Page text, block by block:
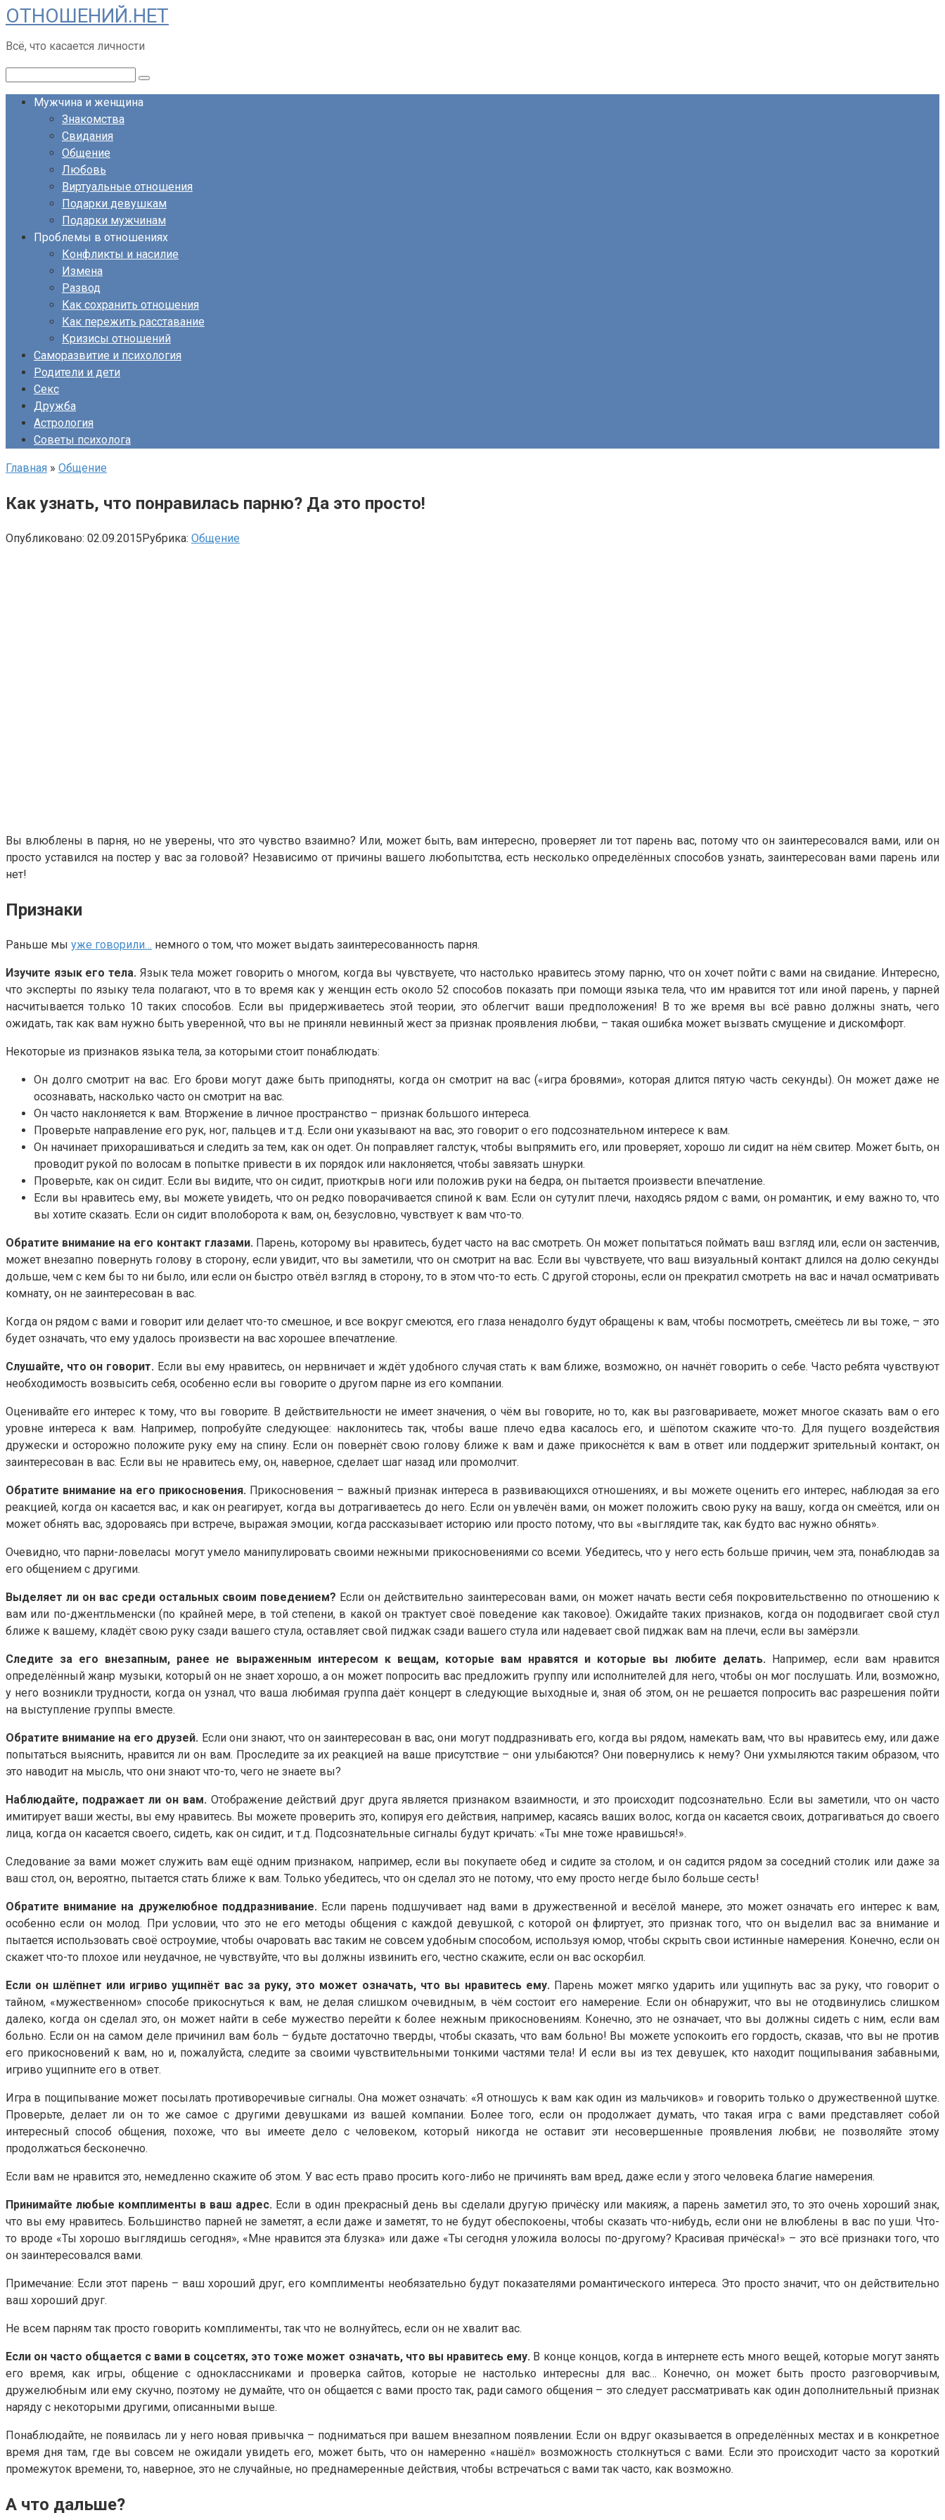
Перейти
к
контенту
ОТНОШЕНИЙ.НЕТ
Всё, что касается личности
Мужчина и женщина
Знакомства
Свидания
Общение
Любовь
Виртуальные отношения
Подарки девушкам
Подарки мужчинам
Проблемы в отношениях
Конфликты и насилие
Измена
Развод
Как сохранить отношения
Как пережить расставание
Кризисы отношений
Саморазвитие и психология
Родители и дети
Секс
Дружба
Астрология
Советы психолога
Главная » Общение
Как узнать, что понравилась парню? Да это просто!
Опубликовано: 02.09.2015Рубрика: Общение
Вы влюблены в парня, но не уверены, что это чувство взаимно? Или, может быть, вам интересно, проверяет ли тот парень вас, потому что он заинтересовался вами, или он
просто уставился на постер у вас за головой? Независимо от причины вашего любопытства, есть несколько определённых способов узнать, заинтересован вами парень или
нет!
Признаки
Раньше мы уже говорили… немного о том, что может выдать заинтересованность парня.
Изучите язык его тела. Язык тела может говорить о многом, когда вы чувствуете, что настолько нравитесь этому парню, что он хочет пойти с вами на свидание. Интересно,
что эксперты по языку тела полагают, что в то время как у женщин есть около 52 способов показать при помощи языка тела, что им нравится тот или иной парень, у парней
насчитывается только 10 таких способов. Если вы придерживаетесь этой теории, это облегчит ваши предположения! В то же время вы всё равно должны знать, чего
ожидать, так как вам нужно быть уверенной, что вы не приняли невинный жест за признак проявления любви, – такая ошибка может вызвать смущение и дискомфорт.
Некоторые из признаков языка тела, за которыми стоит понаблюдать:
Он долго смотрит на вас. Его брови могут даже быть приподняты, когда он смотрит на вас («игра бровями», которая длится пятую часть секунды). Он может даже не
осознавать, насколько часто он смотрит на вас.
Он часто наклоняется к вам. Вторжение в личное пространство – признак большого интереса.
Проверьте направление его рук, ног, пальцев и т.д. Если они указывают на вас, это говорит о его подсознательном интересе к вам.
Он начинает прихорашиваться и следить за тем, как он одет. Он поправляет галстук, чтобы выпрямить его, или проверяет, хорошо ли сидит на нём свитер. Может быть, он
проводит рукой по волосам в попытке привести в их порядок или наклоняется, чтобы завязать шнурки.
Проверьте, как он сидит. Если вы видите, что он сидит, приоткрыв ноги или положив руки на бедра, он пытается произвести впечатление.
Если вы нравитесь ему, вы можете увидеть, что он редко поворачивается спиной к вам. Если он сутулит плечи, находясь рядом с вами, он романтик, и ему важно то, что
вы хотите сказать. Если он сидит вполоборота к вам, он, безусловно, чувствует к вам что-то.
Обратите внимание на его контакт глазами. Парень, которому вы нравитесь, будет часто на вас смотреть. Он может попытаться поймать ваш взгляд или, если он застенчив,
может внезапно повернуть голову в сторону, если увидит, что вы заметили, что он смотрит на вас. Если вы чувствуете, что ваш визуальный контакт длился на долю секунды
дольше, чем с кем бы то ни было, или если он быстро отвёл взгляд в сторону, то в этом что-то есть. С другой стороны, если он прекратил смотреть на вас и начал осматривать
комнату, он не заинтересован в вас.
Когда он рядом с вами и говорит или делает что-то смешное, и все вокруг смеются, его глаза ненадолго будут обращены к вам, чтобы посмотреть, смеётесь ли вы тоже, – это
будет означать, что ему удалось произвести на вас хорошее впечатление.
Слушайте, что он говорит. Если вы ему нравитесь, он нервничает и ждёт удобного случая стать к вам ближе, возможно, он начнёт говорить о себе. Часто ребята чувствуют
необходимость возвысить себя, особенно если вы говорите о другом парне из его компании.
Оценивайте его интерес к тому, что вы говорите. В действительности не имеет значения, о чём вы говорите, но то, как вы разговариваете, может многое сказать вам о его
уровне интереса к вам. Например, попробуйте следующее: наклонитесь так, чтобы ваше плечо едва касалось его, и шёпотом скажите что-то. Для пущего воздействия
дружески и осторожно положите руку ему на спину. Если он повернёт свою голову ближе к вам и даже прикоснётся к вам в ответ или поддержит зрительный контакт, он
заинтересован в вас. Если вы не нравитесь ему, он, наверное, сделает шаг назад или промолчит.
Обратите внимание на его прикосновения. Прикосновения – важный признак интереса в развивающихся отношениях, и вы можете оценить его интерес, наблюдая за его
реакцией, когда он касается вас, и как он реагирует, когда вы дотрагиваетесь до него. Если он увлечён вами, он может положить свою руку на вашу, когда он смеётся, или он
может обнять вас, здороваясь при встрече, выражая эмоции, когда рассказывает историю или просто потому, что вы «выглядите так, как будто вас нужно обнять».
Очевидно, что парни-ловеласы могут умело манипулировать своими нежными прикосновениями со всеми. Убедитесь, что у него есть больше причин, чем эта, понаблюдав за
его общением с другими.
Выделяет ли он вас среди остальных своим поведением? Если он действительно заинтересован вами, он может начать вести себя покровительственно по отношению к
вам или по-джентльменски (по крайней мере, в той степени, в какой он трактует своё поведение как таковое). Ожидайте таких признаков, когда он пододвигает свой стул
ближе к вашему, кладёт свою руку сзади вашего стула, оставляет свой пиджак сзади вашего стула или надевает свой пиджак вам на плечи, если вы замёрзли.
Следите за его внезапным, ранее не выраженным интересом к вещам, которые вам нравятся и которые вы любите делать. Например, если вам нравится
определённый жанр музыки, который он не знает хорошо, а он может попросить вас предложить группу или исполнителей для него, чтобы он мог послушать. Или, возможно,
у него возникли трудности, когда он узнал, что ваша любимая группа даёт концерт в следующие выходные и, зная об этом, он не решается попросить вас разрешения пойти
на выступление группы вместе.
Обратите внимание на его друзей. Если они знают, что он заинтересован в вас, они могут поддразнивать его, когда вы рядом, намекать вам, что вы нравитесь ему, или даже
попытаться выяснить, нравится ли он вам. Проследите за их реакцией на ваше присутствие – они улыбаются? Они повернулись к нему? Они ухмыляются таким образом, что
это наводит на мысль, что они знают что-то, чего не знаете вы?
Наблюдайте, подражает ли он вам. Отображение действий друг друга является признаком взаимности, и это происходит подсознательно. Если вы заметили, что он часто
имитирует ваши жесты, вы ему нравитесь. Вы можете проверить это, копируя его действия, например, касаясь ваших волос, когда он касается своих, дотрагиваться до своего
лица, когда он касается своего, сидеть, как он сидит, и т.д. Подсознательные сигналы будут кричать: «Ты мне тоже нравишься!».
Следование за вами может служить вам ещё одним признаком, например, если вы покупаете обед и сидите за столом, и он садится рядом за соседний столик или даже за
ваш стол, он, вероятно, пытается стать ближе к вам. Только убедитесь, что он сделал это не потому, что ему просто негде было больше сесть!
Обратите внимание на дружелюбное поддразнивание. Если парень подшучивает над вами в дружественной и весёлой манере, это может означать его интерес к вам,
особенно если он молод. При условии, что это не его методы общения с каждой девушкой, с которой он флиртует, это признак того, что он выделил вас за внимание и
пытается использовать своё остроумие, чтобы очаровать вас таким не совсем удобным способом, используя юмор, чтобы скрыть свои истинные намерения. Конечно, если он
скажет что-то плохое или неудачное, не чувствуйте, что вы должны извинить его, честно скажите, если он вас оскорбил.
Если он шлёпнет или игриво ущипнёт вас за руку, это может означать, что вы нравитесь ему. Парень может мягко ударить или ущипнуть вас за руку, что говорит о
тайном, «мужественном» способе прикоснуться к вам, не делая слишком очевидным, в чём состоит его намерение. Если он обнаружит, что вы не отодвинулись слишком
далеко, когда он сделал это, он может найти в себе мужество перейти к более нежным прикосновениям. Конечно, это не означает, что вы должны сидеть с ним, если вам
больно. Если он на самом деле причинил вам боль – будьте достаточно тверды, чтобы сказать, что вам больно! Вы можете успокоить его гордость, сказав, что вы не против
его прикосновений к вам, но и, пожалуйста, следите за своими чувствительными тонкими частями тела! И если вы из тех девушек, кто находит пощипывания забавными,
игриво ущипните его в ответ.
Игра в пощипывание может посылать противоречивые сигналы. Она может означать: «Я отношусь к вам как один из мальчиков» и говорить только о дружественной шутке.
Проверьте, делает ли он то же самое с другими девушками из вашей компании. Более того, если он продолжает думать, что такая игра с вами представляет собой
интересный способ общения, похоже, что вы имеете дело с человеком, который никогда не оставит эти несовершенные проявления любви; не позволяйте этому
продолжаться бесконечно.
Если вам не нравится это, немедленно скажите об этом. У вас есть право просить кого-либо не причинять вам вред, даже если у этого человека благие намерения.
Принимайте любые комплименты в ваш адрес. Если в один прекрасный день вы сделали другую причёску или макияж, а парень заметил это, то это очень хороший знак,
что вы ему нравитесь. Большинство парней не заметят, а если даже и заметят, то не будут обеспокоены, чтобы сказать что-нибудь, если они не влюблены в вас по уши. Что-
то вроде «Ты хорошо выглядишь сегодня», «Мне нравится эта блузка» или даже «Ты сегодня уложила волосы по-другому? Красивая причёска!» – это всё признаки того, что
он заинтересовался вами.
Примечание: Если этот парень – ваш хороший друг, его комплименты необязательно будут показателями романтического интереса. Это просто значит, что он действительно
ваш хороший друг.
Не всем парням так просто говорить комплименты, так что не волнуйтесь, если он не хвалит вас.
Если он часто общается с вами в соцсетях, это тоже может означать, что вы нравитесь ему. В конце концов, когда в интернете есть много вещей, которые могут занять
его время, как игры, общение с одноклассниками и проверка сайтов, которые не настолько интересны для вас… Конечно, он может быть просто разговорчивым,
дружелюбным или ему скучно, поэтому не думайте, что он общается с вами просто так, ради самого общения – это следует рассматривать как один дополнительный признак
наряду с некоторыми другими, описанными выше.
Понаблюдайте, не появилась ли у него новая привычка – подниматься при вашем внезапном появлении. Если он вдруг оказывается в определённых местах и в конкретное
время дня там, где вы совсем не ожидали увидеть его, может быть, что он намеренно «нашёл» возможность столкнуться с вами. Если это происходит часто за короткий
промежуток времени, то, наверное, это не случайные, но преднамеренные действия, чтобы встречаться с вами так часто, как возможно.
А что дальше?